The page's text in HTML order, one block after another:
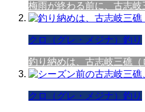
梅雨が終わる前に、古志岐
クロ（グレ・メジナ）釣り
釣り納めは、古志岐三礁（
クロ（グレ・メジナ）釣り